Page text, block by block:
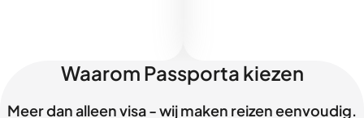
Waarom Passporta kiezen
Meer dan alleen visa - wij maken reizen eenvoudig.